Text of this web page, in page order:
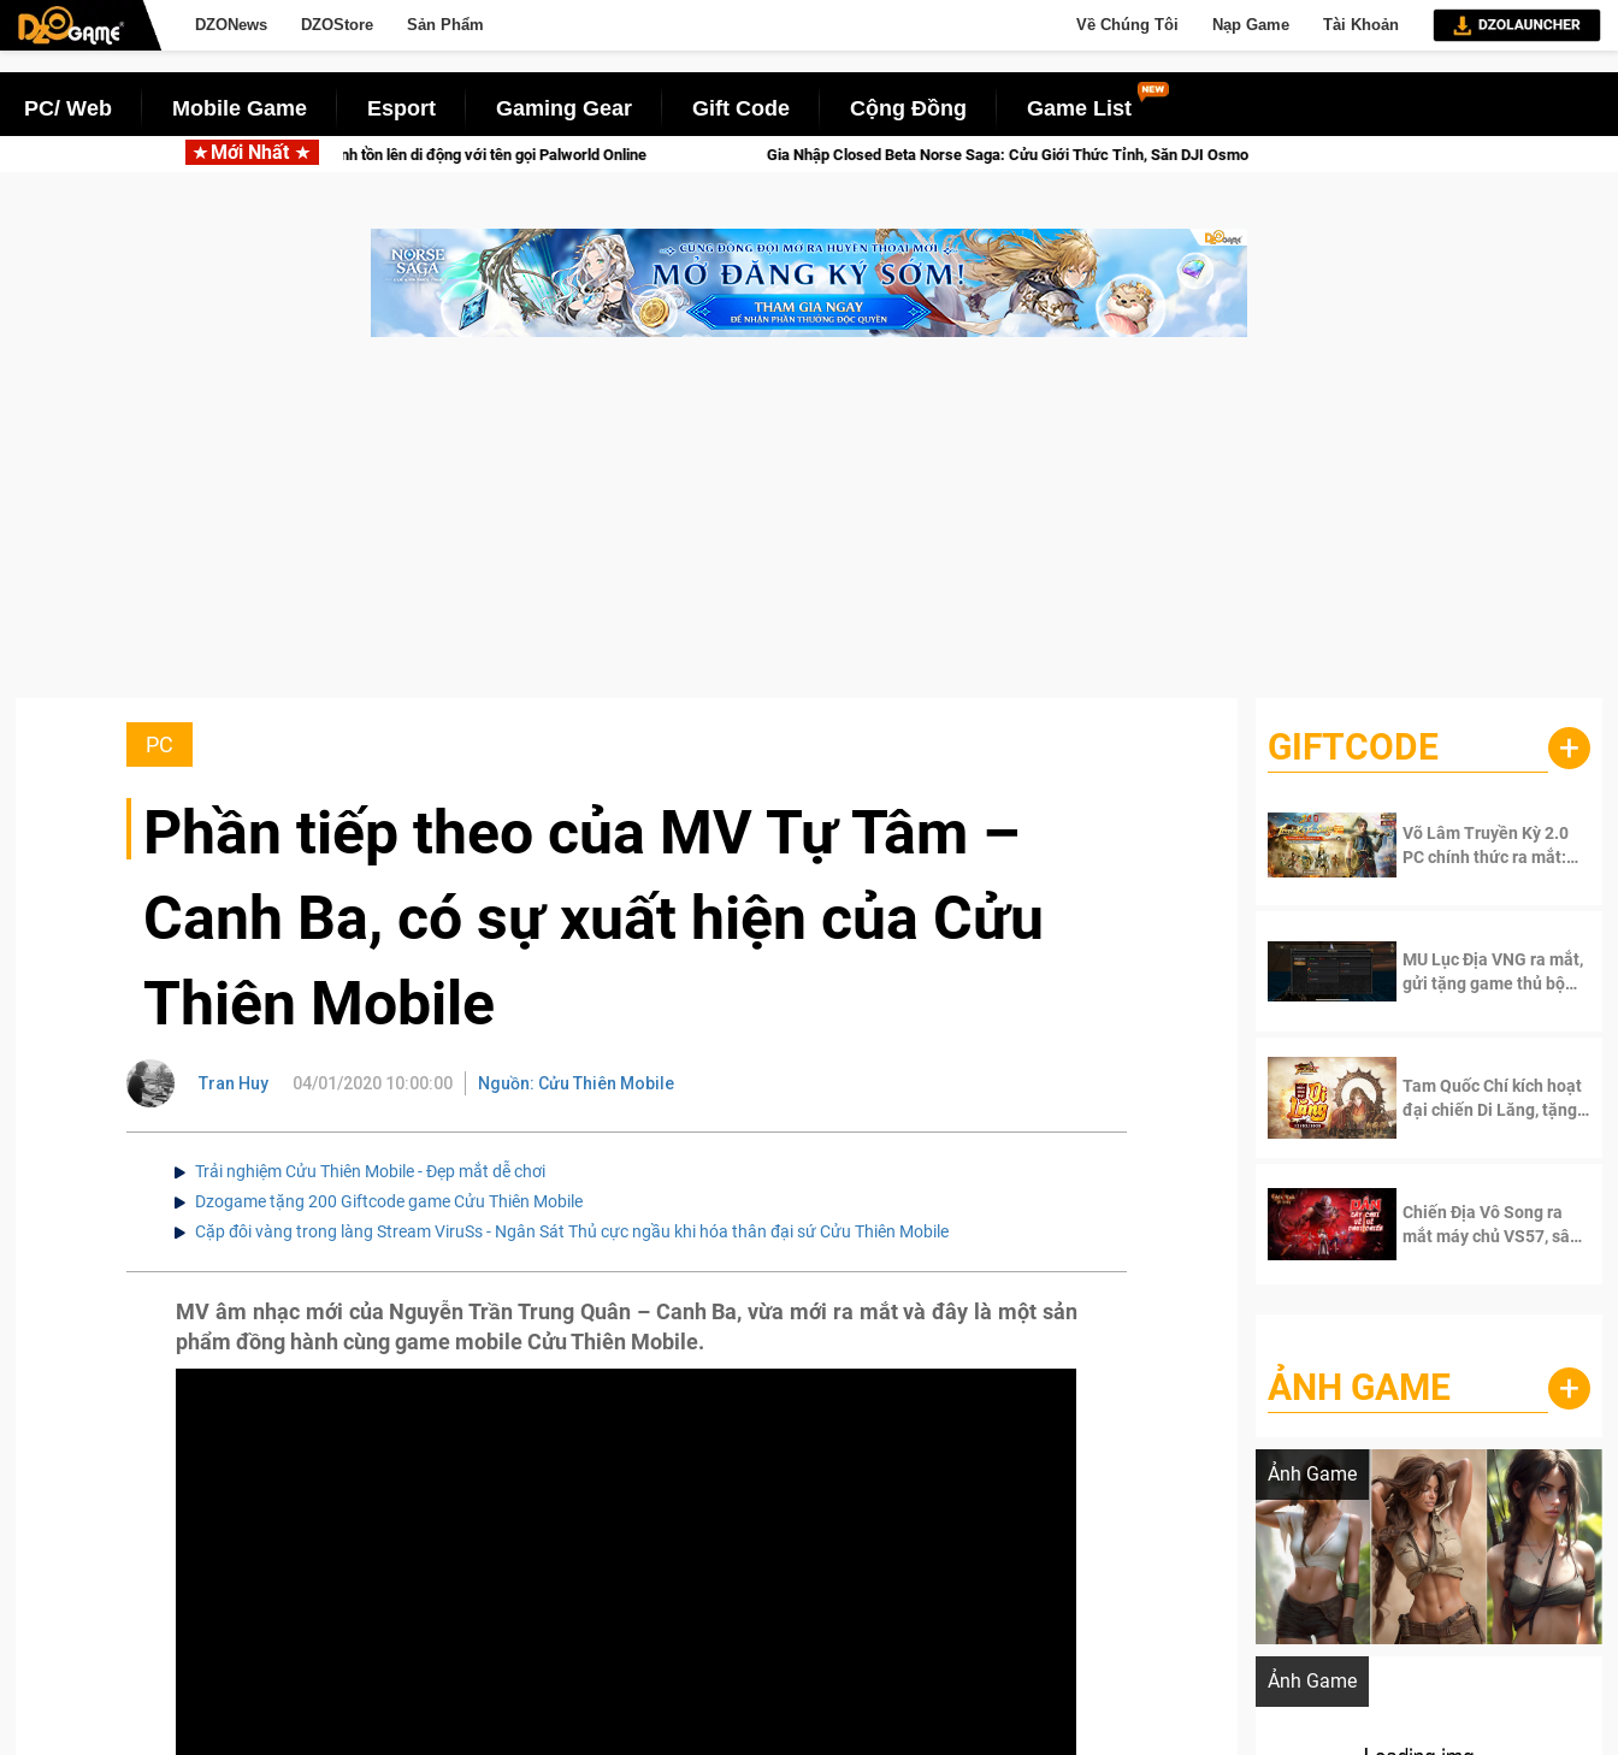
DZONews DZOStore Sản Phẩm Về Chúng Tôi Nạp Game Tài Khoản
PC/ Web Mobile Game Esport Gaming Gear Gift Code Cộng Đồng Game List
Mới Nhất
tấn săn thú sinh tồn lên di động với tên gọi Palworld Online Gia Nhập Closed Beta Norse Saga: Cửu Giới Thức Tỉnh, Săn DJI Osmo Pocket 3 Ngay Hôm Nay
PC
Phần tiếp theo của MV Tự Tâm –
Canh Ba, có sự xuất hiện của Cửu
Thiên Mobile
Tran Huy 04/01/2020 10:00:00 Nguồn: Cửu Thiên Mobile
Trải nghiệm Cửu Thiên Mobile - Đẹp mắt dễ chơi
Dzogame tặng 200 Giftcode game Cửu Thiên Mobile
Cặp đôi vàng trong làng Stream ViruSs - Ngân Sát Thủ cực ngầu khi hóa thân đại sứ Cửu Thiên Mobile
MV âm nhạc mới của Nguyễn Trần Trung Quân – Canh Ba, vừa mới ra mắt và đây là một sản
phẩm đồng hành cùng game mobile Cửu Thiên Mobile.
GIFTCODE +
Võ Lâm Truyền Kỳ 2.0
PC chính thức ra mắt:
MU Lục Địa VNG ra mắt,
gửi tặng game thủ bộ
Tam Quốc Chí kích hoạt
đại chiến Di Lăng, tặng
Chiến Địa Vô Song ra
mắt máy chủ VS57, sân
ẢNH GAME +
Ảnh Game
Lala Croft vừa nóng vừa xinh dưới nét vẽ
Ảnh Game
Khi AI Cosplay gái đẹp One Piece